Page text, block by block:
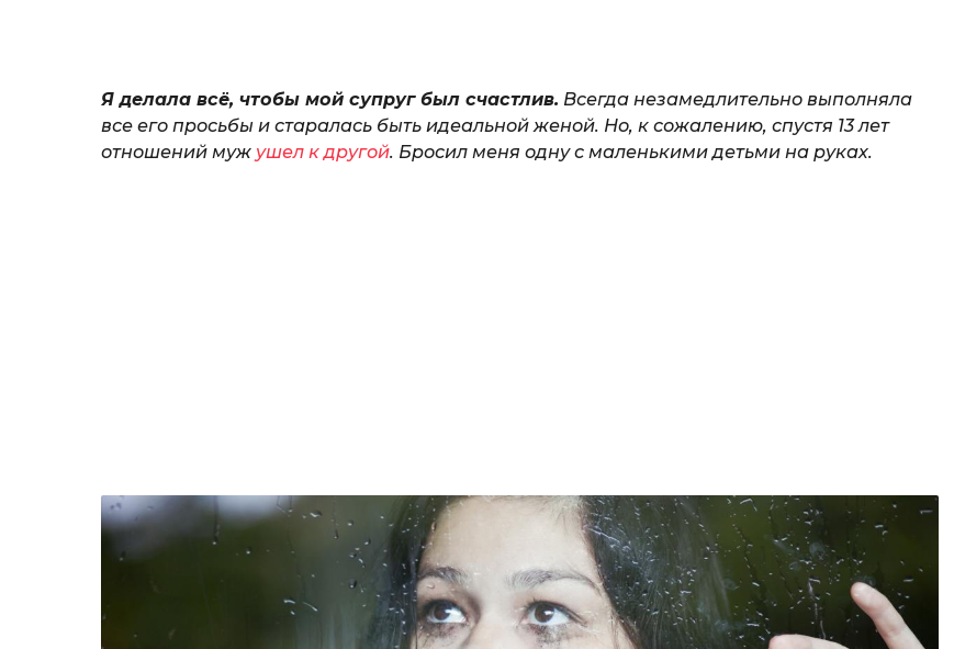
Я делала всё, чтобы мой супруг был счастлив. Всегда незамедлительно выполняла
все его просьбы и старалась быть идеальной женой. Но, к сожалению, спустя 13 лет
отношений муж ушел к другой. Бросил меня одну с маленькими детьми на руках.